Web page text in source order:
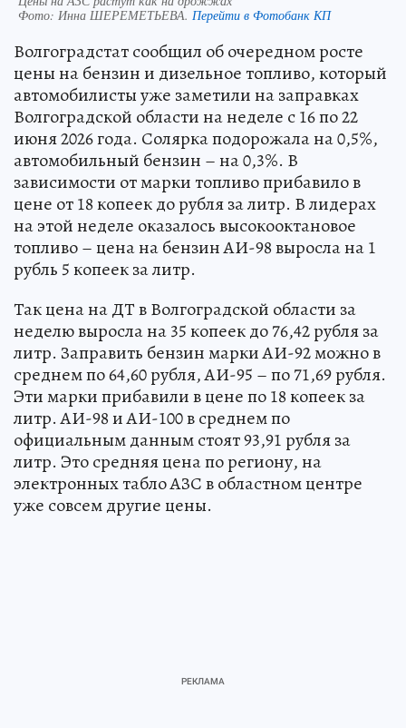
Фото: Инна ШЕРЕМЕТЬЕВА. Перейти в Фотобанк КП
Волгоградстат сообщил об очередном росте
цены на бензин и дизельное топливо, который
автомобилисты уже заметили на заправках
Волгоградской области на неделе с 16 по 22
июня 2026 года. Солярка подорожала на 0,5%,
автомобильный бензин – на 0,3%. В
зависимости от марки топливо прибавило в
цене от 18 копеек до рубля за литр. В лидерах
на этой неделе оказалось высокооктановое
топливо – цена на бензин АИ-98 выросла на 1
рубль 5 копеек за литр.
Так цена на ДТ в Волгоградской области за
неделю выросла на 35 копеек до 76,42 рубля за
литр. Заправить бензин марки АИ-92 можно в
среднем по 64,60 рубля, АИ-95 – по 71,69 рубля.
Эти марки прибавили в цене по 18 копеек за
литр. АИ-98 и АИ-100 в среднем по
официальным данным стоят 93,91 рубля за
литр. Это средняя цена по региону, на
электронных табло АЗС в областном центре
уже совсем другие цены.